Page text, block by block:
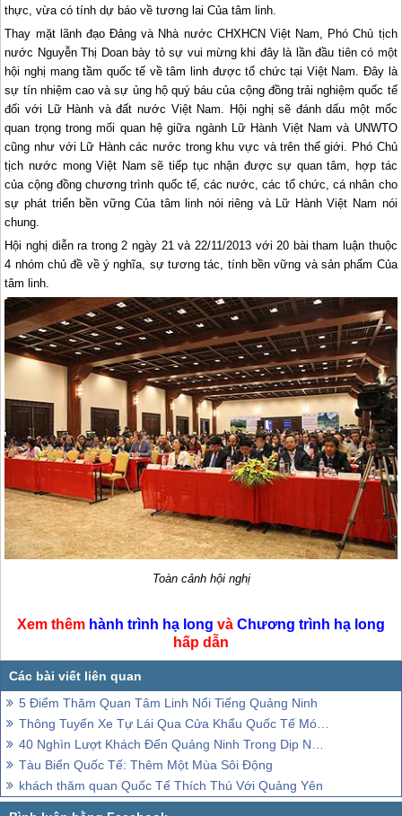
thực, vừa có tính dự báo về tương lai Của tâm linh.
Thay mặt lãnh đạo Đảng và Nhà nước CHXHCN Việt Nam, Phó Chủ tịch
nước Nguyễn Thị Doan bày tỏ sự vui mừng khi đây là lần đầu tiên có một
hội nghị mang tầm quốc tế về tâm linh được tổ chức tại Việt Nam. Đây là
sự tín nhiệm cao và sự ủng hộ quý báu của cộng đồng trải nghiệm quốc tế
đối với Lữ Hành và đất nước Việt Nam. Hội nghị sẽ đánh dấu một mốc
quan trọng trong mối quan hệ giữa ngành Lữ Hành Việt Nam và UNWTO
cũng như với Lữ Hành các nước trong khu vực và trên thế giới. Phó Chủ
tịch nước mong Việt Nam sẽ tiếp tục nhận được sự quan tâm, hợp tác
của cộng đồng chương trình quốc tế, các nước, các tổ chức, cá nhân cho
sự phát triển bền vững Của tâm linh nói riêng và Lữ Hành Việt Nam nói
chung.
Hội nghị diễn ra trong 2 ngày 21 và 22/11/2013 với 20 bài tham luận thuộc
4 nhóm chủ đề về ý nghĩa, sự tương tác, tính bền vững và sản phẩm Của
tâm linh.
Toàn cảnh hội nghị
Xem thêm hành trình hạ long và Chương trình hạ long
hấp dẫn
5 Điểm Thăm Quan Tâm Linh Nổi Tiếng Quảng Ninh
Thông Tuyến Xe Tự Lái Qua Cửa Khẩu Quốc Tế Móng Cái Đông Hưng (Trung Quốc)
40 Nghìn Lượt Khách Đến Quảng Ninh Trong Dịp Nghỉ Lễ 2-9
Tàu Biển Quốc Tế: Thêm Một Mùa Sôi Động
khách thăm quan Quốc Tế Thích Thú Với Quảng Yên